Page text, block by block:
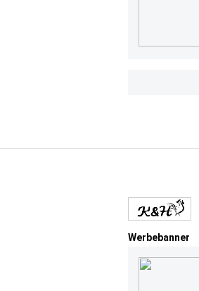
Werbebanner